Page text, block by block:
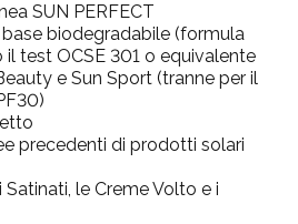
SUN PERFECT
base biodegradabile (formula
test OCSE 301 o equivalente
e Sun Sport (tranne per il
precedenti di prodotti solari
Satinati, le Creme Volto e i